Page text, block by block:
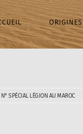
ORIGINES
SPÉCIAL LÉGION AU MAROC